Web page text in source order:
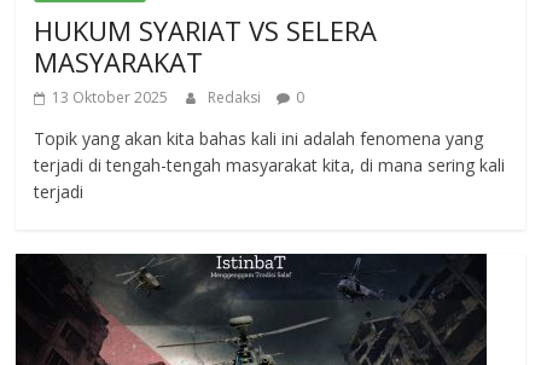
HUKUM SYARIAT VS SELERA
MASYARAKAT
13 Oktober 2025 Redaksi 0
Topik yang akan kita bahas kali ini adalah fenomena yang
terjadi di tengah-tengah masyarakat kita, di mana sering kali
terjadi